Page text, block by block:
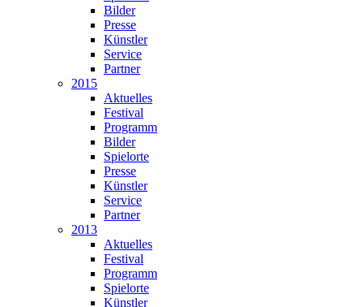
Bilder
Presse
Künstler
Service
Partner
2015
Aktuelles
Festival
Programm
Bilder
Spielorte
Presse
Künstler
Service
Partner
2013
Aktuelles
Festival
Programm
Spielorte
Künstler